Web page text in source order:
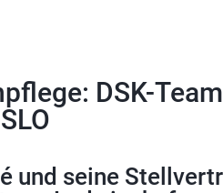
DSK-
und seine